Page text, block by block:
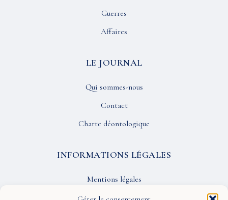
Guerres
Affaires
LE JOURNAL
Qui sommes-nous
Contact
Charte déontologique
INFORMATIONS LÉGALES
Mentions légales
Confidentialité